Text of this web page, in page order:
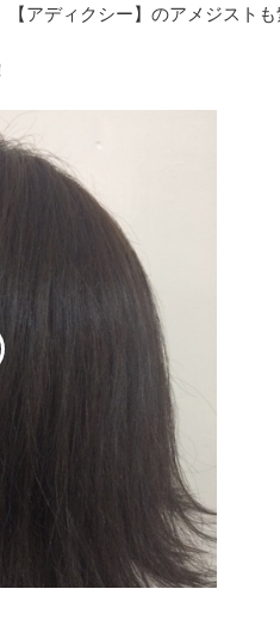
【アディクシー】のアメジスト